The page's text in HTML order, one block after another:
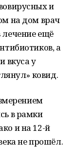
и
на дом врач
ещё
а
вкуса у
ковид.
в рамки
и на 12-й
не прошёл.